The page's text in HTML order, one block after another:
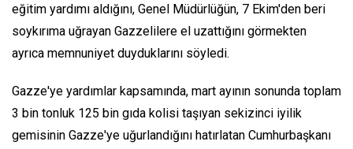
eğitim yardımı aldığını, Genel Müdürlüğün, 7 Ekim'den beri
soykırıma uğrayan Gazzelilere el uzattığını görmekten
ayrıca memnuniyet duyduklarını söyledi.
Gazze'ye yardımlar kapsamında, mart ayının sonunda toplam
3 bin tonluk 125 bin gıda kolisi taşıyan sekizinci iyilik
gemisinin Gazze'ye uğurlandığını hatırlatan Cumhurbaşkanı